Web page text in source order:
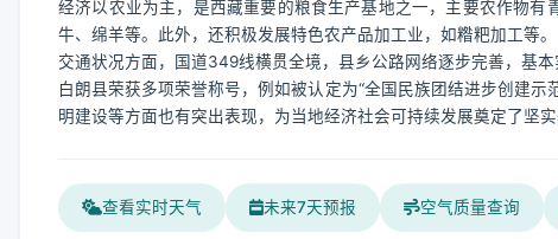
经济以农业为主，是西藏重要的粮食生产基地之一，主要农作物
牛、绵羊等。此外，还积极发展特色农产品加工业，如糌粑加工等。
交通状况方面，国道349线横贯全境，县乡公路网络逐步完善，基
白朗县荣获多项荣誉称号，例如被认定为“全国民族团结进步创建
明建设等方面也有突出表现，为当地经济社会可持续发展奠定了坚实
查看实时天气 未来7天预报 空气质量查询